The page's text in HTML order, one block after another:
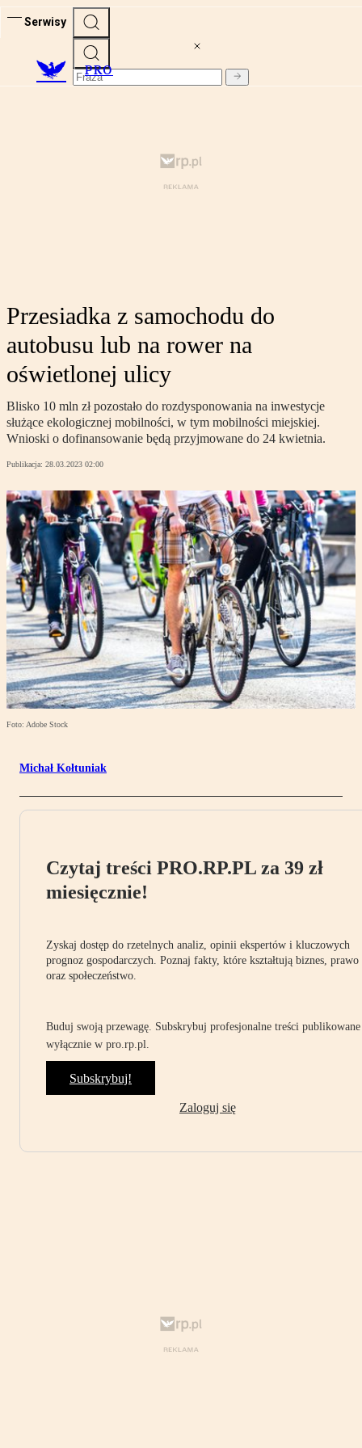
Serwisy
PRO
Przesiadka z samochodu do
autobusu lub na rower na
oświetlonej ulicy
Blisko 10 mln zł pozostało do rozdysponowania na inwestycje
służące ekologicznej mobilności, w tym mobilności miejskiej.
Wnioski o dofinansowanie będą przyjmowane do 24 kwietnia.
Publikacja: 28.03.2023 02:00
Foto: Adobe Stock
Michał Kołtuniak
Czytaj treści PRO.RP.PL za 39 zł
miesięcznie!
Zyskaj dostęp do rzetelnych analiz, opinii ekspertów i kluczowych
prognoz gospodarczych. Poznaj fakty, które kształtują biznes, prawo
oraz społeczeństwo.
Buduj swoją przewagę. Subskrybuj profesjonalne treści publikowane
wyłącznie w pro.rp.pl.
Subskrybuj!
Zaloguj się